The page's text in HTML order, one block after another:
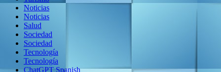
Noticias
Noticias
Salud
Sociedad
Sociedad
Tecnología
Tecnología
ChatGPT Spanish